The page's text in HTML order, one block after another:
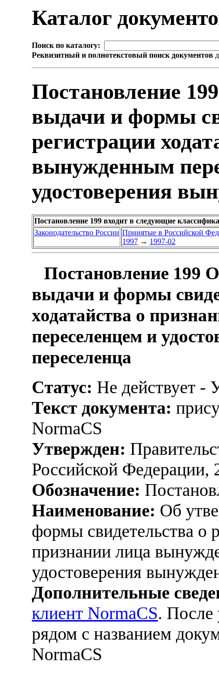
Каталог
Поиск по каталогу:
Реквизитный и полнотекстовый поиск документов
Постановление
выдачи и формы
регистрации
вынужденным
удостоверения
Постановление 199 входит в следующие
Законодательство России Принятые в Российской
1997 → 1997-02
Постановление 199
выдачи и формы
ходатайства о
переселенцем и
переселенца
Статус: Не действует -
Текст документа:
NormaCS
Утвержден:
Российской Федерации,
Обозначение:
Наименование: Об
формы свидетельства о
признании лица
удостоверения
Дополнительные
клиент NormaCS. После
рядом с названием
NormaCS